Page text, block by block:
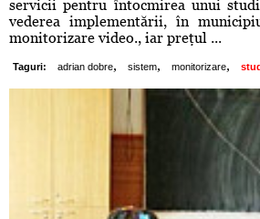
servicii pentru întocmirea unui
vederea implementării, în
monitorizare video., iar preţul ...
Taguri: adrian dobre, sistem, monitorizare,